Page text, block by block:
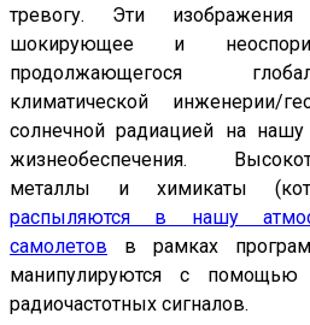
тревогу. Эти изображения
шокирующее и
продолжающегося
климатической инженерии/
солнечной радиацией на
жизнеобеспечения.
металлы и химикаты
распыляются в нашу
самолетов в рамках
манипулируются с
радиочастотных сигналов.